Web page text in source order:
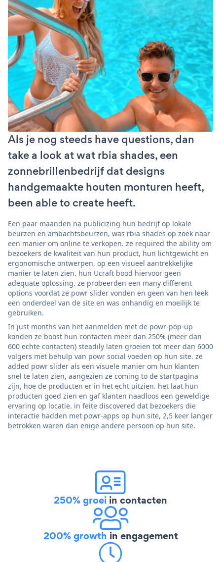
Als je nog steeds have questions, dan
take a look at wat rbia shades, een
zonnebrillenbedrijf dat designs
handgemaakte houten monturen heeft,
been able to create heeft.
Een paar maanden na publicizing hun bedrijf op lokale
beurzen en ambachtsbeurzen, was rbia shades op zoek naar
een manier om online te verkopen. ze required the ability om
bezoekers de kwaliteit van hun product, hun lichtgewicht en
ergonomische ontwerpen, op een visueel aantrekkelijke
manier te laten zien. hun Ucraft bood hiervoor geen
adequate oplossing. ze probeerden een many different
options voordat ze powr slider vonden en geen van hen leek
een onderdeel van de site en was onhandig en moeilijk te
gebruiken.
In just months van het aanmelden met de powr-pop-up
konden ze boost hun contacten meer dan 250% (meer dan
600 echte contacten) steadily laten groeien tot meer dan 6000
volgers met behulp van powr social voeden op hun site. ze
added powr slider als een visuele manier om hun klanten
snel te laten zien, aangezien ze coming to de startpagina
zijn, hoe de producten er in het echt uitzien. het laat hun
producten goed zien en gaf klanten naadloos een geweldige
ervaring op locatie. in feite discovered dat bezoekers die
interactie hadden met powr-apps op hun site, 2,5 keer langer
betrokken waren dan enige andere persoon op hun site.
250% groei in contacten
200% growth in engagement